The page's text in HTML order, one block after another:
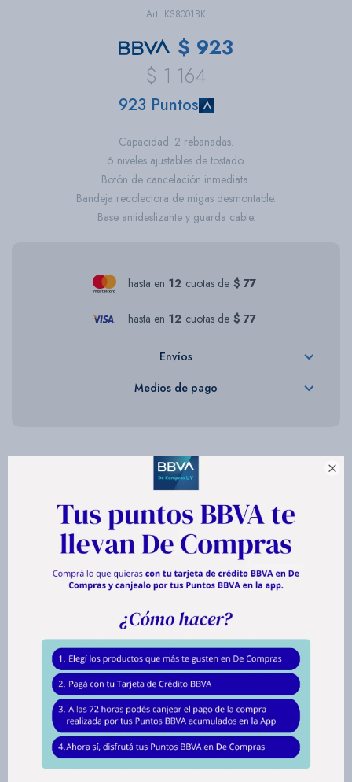

KS8001BK
$ 923
$ 1.164
923 Puntos
Capacidad: 2 rebanadas.
6 niveles ajustables de tostado.
Botón de cancelación inmediata.
Bandeja recolectora de migas desmontable.
Base antideslizante y guarda cable.
hasta en 12 cuotas de $ 77
hasta en 12 cuotas de $ 77
Envíos
Medios de pago
Descripción
La tostadora KLASSE negra mate combina diseño moderno, funcionalidad
y practicidad para transformar tu rutina diaria. Su estilo elegante y
compacto se integra perfectamente en cocinas contemporáneas,
aportando un toque sofisticado sin ocupar espacio de más.
Cuenta con 6 niveles de tostado que te permiten elegir el punto exacto
que más te gusta, logrando tostadas doradas, parejas y a tu medida en
cada uso. Gracias a su función cancelar, tenés el control total del
proceso y podés detenerlo en cualquier momento, adaptándose a tus
preferencias.
Incorpora bandeja recoge migas desmontable que facilita la limpieza. Su
base antideslizante brinda mayor estabilidad sobre la mesada y el guarda
cable ayuda a mantener todo ordenado cuando no está en uso.